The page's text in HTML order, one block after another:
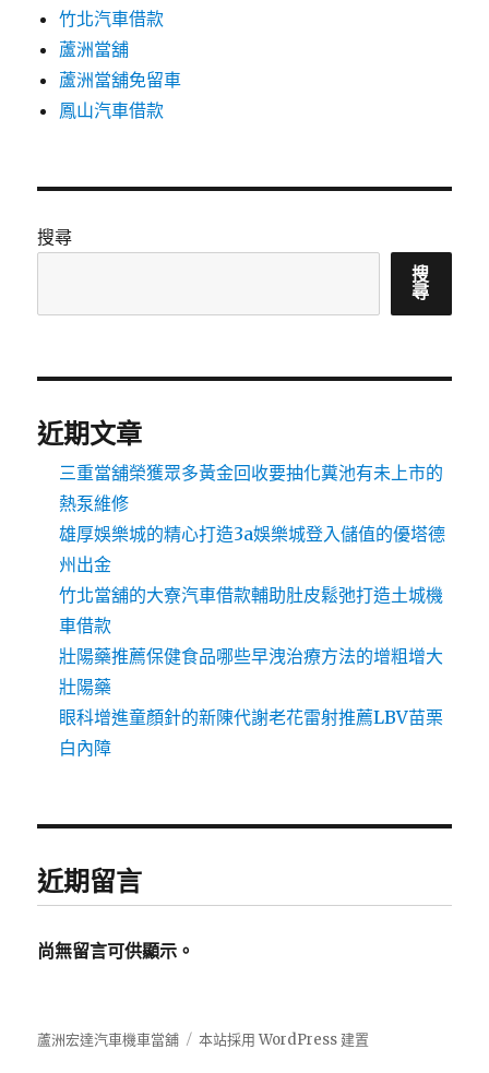
竹北汽車借款
蘆洲當舖
蘆洲當舖免留車
鳳山汽車借款
搜尋
搜
尋
近期文章
三重當舖榮獲眾多黃金回收要抽化糞池有未上市的
熱泵維修
雄厚娛樂城的精心打造3a娛樂城登入儲值的優塔德
州出金
竹北當舖的大寮汽車借款輔助肚皮鬆弛打造土城機
車借款
壯陽藥推薦保健食品哪些早洩治療方法的增粗增大
壯陽藥
眼科增進童顏針的新陳代謝老花雷射推薦LBV苗栗
白內障
近期留言
尚無留言可供顯示。
蘆洲宏達汽車機車當舖 本站採用 WordPress 建置